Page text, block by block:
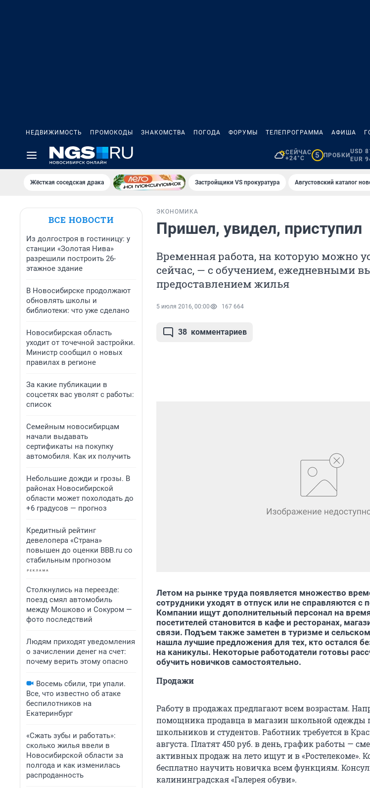
НЕДВИЖИМОСТЬ ПРОМОКОДЫ ЗНАКОМСТВА ПОГОДА ФОРУМЫ ТЕЛЕПРОГРАММА АФИША
СЕЙЧАС
+24°C
5 ПРОБКИ
USD
EUR
Жёсткая соседская драка Застройщики VS прокуратура Августовский каталог
ВСЕ НОВОСТИ
Из долгостроя в гостиницу: у
станции «Золотая Нива»
разрешили построить 26-
этажное здание
В Новосибирске продолжают
обновлять школы и
библиотеки: что уже сделано
Новосибирская область
уходит от точечной застройки.
Министр сообщил о новых
правилах в регионе
За какие публикации в
соцсетях вас уволят с работы:
список
Семейным новосибирцам
начали выдавать
сертификаты на покупку
автомобиля. Как их получить
Небольшие дожди и грозы. В
районах Новосибирской
области может похолодать до
+6 градусов — прогноз
Кредитный рейтинг
девелопера «Страна»
повышен до оценки BBB.ru со
стабильным прогнозом
Столкнулись на переезде:
поезд смял автомобиль
между Мошково и Сокуром —
фото последствий
Людям приходят уведомления
о зачислении денег на счет:
почему верить этому опасно
Восемь сбили, три упали.
Все, что известно об атаке
беспилотников на
Екатеринбург
«Сжать зубы и работать»:
сколько жилья ввели в
Новосибирской области за
полгода и как изменилась
распроданность
ЭКОНОМИКА
Пришел, увидел, приступил
Временная работа, на которую можно
сейчас, — с обучением, ежедневными
предоставлением жилья
5 июля 2016, 00:00 167 664
38 комментариев
Летом на рынке труда появляется множество
сотрудники уходят в отпуск или не справляются с
Компании ищут дополнительный персонал на
посетителей становится в кафе и ресторанах,
связи. Подъем также заметен в туризме и
нашла лучшие предложения для тех, кто остался
на каникулы. Некоторые работодатели готовы
обучить новичков самостоятельно.
Продажи
Работу в продажах предлагают всем возрастам.
помощника продавца в магазин школьной одежды
школьников и студентов. Работник требуется в
августа. Платят 450 руб. в день, график работы —
активных продаж на лето ищут и в «Ростелекоме».
бесплатно научить новичка всем функциям.
калининградская «Галерея обуви».